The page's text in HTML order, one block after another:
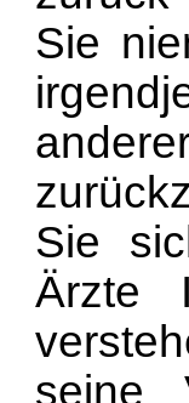
Sie
Sie
Ärzte
seine